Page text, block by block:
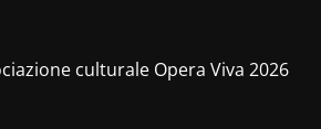
culturale Opera Viva 2026